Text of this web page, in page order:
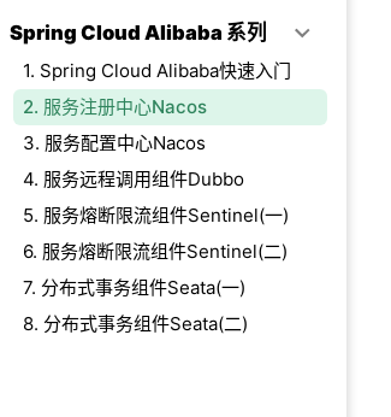
Spring Cloud Alibaba 系列
1. Spring Cloud Alibaba快速入门
2. 服务注册中心Nacos
3. 服务配置中心Nacos
4. 服务远程调用组件Dubbo
5. 服务熔断限流组件Sentinel(一)
6. 服务熔断限流组件Sentinel(二)
7. 分布式事务组件Seata(一)
8. 分布式事务组件Seata(二)